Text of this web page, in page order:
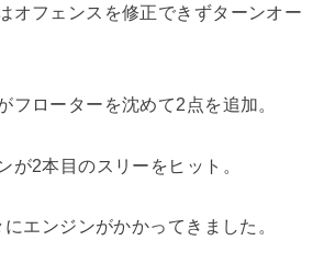
オフェンスを修正できずターンオー
フローターを沈めて2点を追加。
が2本目のスリーをヒット。
エンジンがかかってきました。